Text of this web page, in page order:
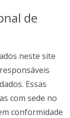
de
neste site
Essas
com sede no
conformidade